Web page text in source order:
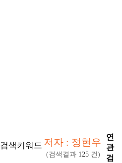
검색키워드 저자 : 정현우
(검색결과 125 건)
연
관
검